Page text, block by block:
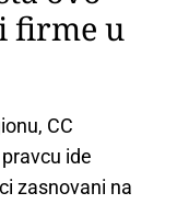
firme u
CC
ide
zasnovani na